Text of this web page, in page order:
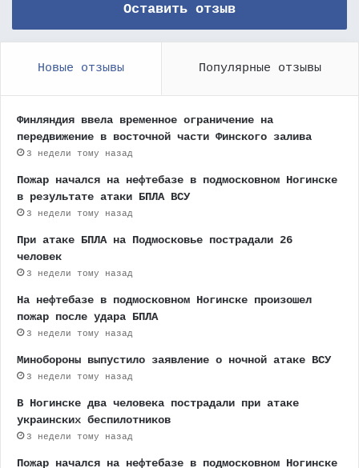
Оставить отзыв
Новые отзывы Популярные отзывы
Финляндия ввела временное ограничение на
передвижение в восточной части Финского залива
3 недели тому назад
Пожар начался на нефтебазе в подмосковном Ногинске
в результате атаки БПЛА ВСУ
3 недели тому назад
При атаке БПЛА на Подмосковье пострадали 26
человек
3 недели тому назад
На нефтебазе в подмосковном Ногинске произошел
пожар после удара БПЛА
3 недели тому назад
Минобороны выпустило заявление о ночной атаке ВСУ
3 недели тому назад
В Ногинске два человека пострадали при атаке
украинских беспилотников
3 недели тому назад
Пожар начался на нефтебазе в подмосковном Ногинске